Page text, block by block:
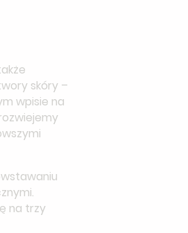
skóry –
wpisie na
na trzy